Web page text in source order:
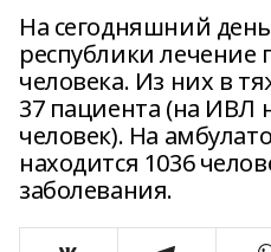
На сегодняшний
республики лечение
человека. Из них в
37 пациента (на ИВЛ
человек). На
находится 1036
заболевания.